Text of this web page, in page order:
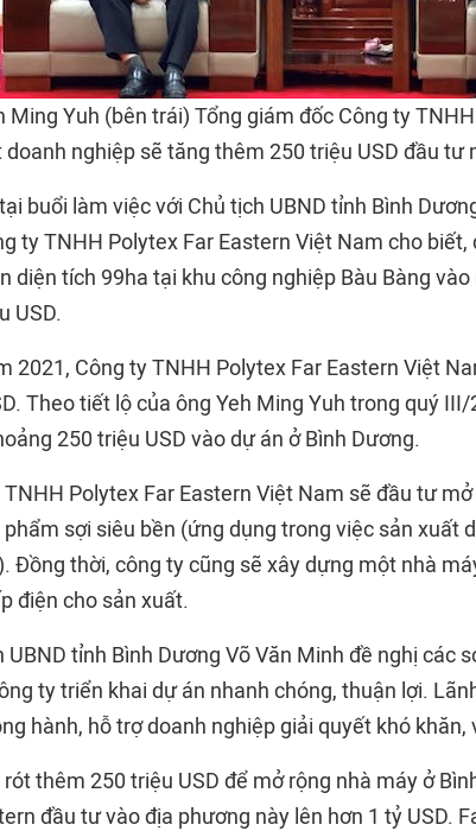
Ming Yuh (bên trái) Tổng giám đốc Công ty
doanh nghiệp sẽ tăng thêm 250 triệu USD đầu tư
buổi làm việc với Chủ tịch UBND tỉnh Bình
ty TNHH Polytex Far Eastern Việt Nam cho
diện tích 99ha tại khu công nghiệp Bàu Bàng
USD.
2021, Công ty TNHH Polytex Far Eastern Việt
Theo tiết lộ của ông Yeh Ming Yuh trong quý
250 triệu USD vào dự án ở Bình Dương.
TNHH Polytex Far Eastern Việt Nam sẽ đầu tư
sợi siêu bền (ứng dụng trong việc sản xuất
Đồng thời, công ty cũng sẽ xây dựng một nhà
điện cho sản xuất.
UBND tỉnh Bình Dương Võ Văn Minh đề nghị các
ty triển khai dự án nhanh chóng, thuận lợi.
hành, hỗ trợ doanh nghiệp giải quyết khó khăn,
rót thêm 250 triệu USD để mở rộng nhà máy ở
đầu tư vào địa phương này lên hơn 1 tỷ USD.